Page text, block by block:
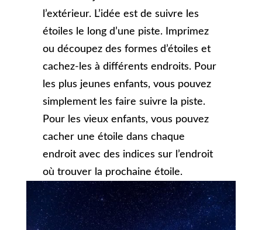
l’extérieur. L’idée est de suivre les
étoiles le long d’une piste. Imprimez
ou découpez des formes d’étoiles et
cachez-les à différents endroits. Pour
les plus jeunes enfants, vous pouvez
simplement les faire suivre la piste.
Pour les vieux enfants, vous pouvez
cacher une étoile dans chaque
endroit avec des indices sur l’endroit
où trouver la prochaine étoile.